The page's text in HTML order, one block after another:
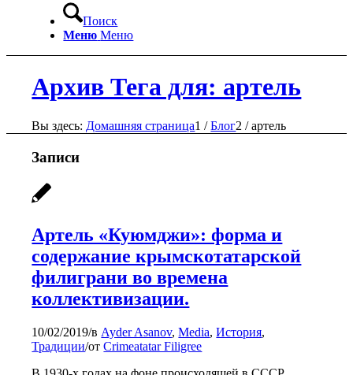
Поиск
Меню Меню
Архив Тега для: артель
Вы здесь: Домашняя страница1 / Блог2 / артель
Записи
Артель «Куюмджи»: форма и
содержание крымскотатарской
филиграни во времена
коллективизации.
10/02/2019/в Ayder Asanov,Media,История,
Традиции/отCrimeatatar Filigree